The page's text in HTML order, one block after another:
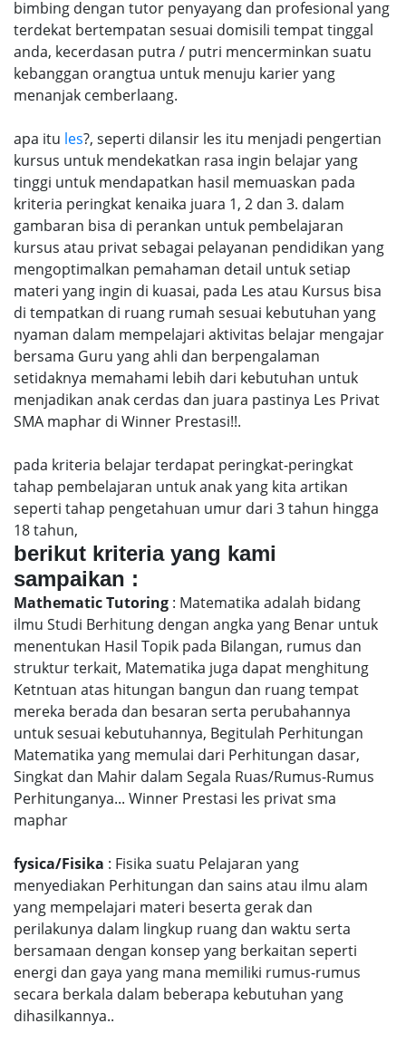
bimbing dengan tutor penyayang dan profesional yang
terdekat bertempatan sesuai domisili tempat tinggal
anda, kecerdasan putra / putri mencerminkan suatu
kebanggan orangtua untuk menuju karier yang
menanjak cemberlaang.
apa itu les?, seperti dilansir les itu menjadi pengertian
kursus untuk mendekatkan rasa ingin belajar yang
tinggi untuk mendapatkan hasil memuaskan pada
kriteria peringkat kenaika juara 1, 2 dan 3. dalam
gambaran bisa di perankan untuk pembelajaran
kursus atau privat sebagai pelayanan pendidikan yang
mengoptimalkan pemahaman detail untuk setiap
materi yang ingin di kuasai, pada Les atau Kursus bisa
di tempatkan di ruang rumah sesuai kebutuhan yang
nyaman dalam mempelajari aktivitas belajar mengajar
bersama Guru yang ahli dan berpengalaman
setidaknya memahami lebih dari kebutuhan untuk
menjadikan anak cerdas dan juara pastinya Les Privat
SMA maphar di Winner Prestasi!!.
pada kriteria belajar terdapat peringkat-peringkat
tahap pembelajaran untuk anak yang kita artikan
seperti tahap pengetahuan umur dari 3 tahun hingga
18 tahun,
berikut kriteria yang kami
sampaikan :
Mathematic Tutoring : Matematika adalah bidang
ilmu Studi Berhitung dengan angka yang Benar untuk
menentukan Hasil Topik pada Bilangan, rumus dan
struktur terkait, Matematika juga dapat menghitung
Ketntuan atas hitungan bangun dan ruang tempat
mereka berada dan besaran serta perubahannya
untuk sesuai kebutuhannya, Begitulah Perhitungan
Matematika yang memulai dari Perhitungan dasar,
Singkat dan Mahir dalam Segala Ruas/Rumus-Rumus
Perhitunganya... Winner Prestasi les privat sma
maphar
fysica/Fisika : Fisika suatu Pelajaran yang
menyediakan Perhitungan dan sains atau ilmu alam
yang mempelajari materi beserta gerak dan
perilakunya dalam lingkup ruang dan waktu serta
bersamaan dengan konsep yang berkaitan seperti
energi dan gaya yang mana memiliki rumus-rumus
secara berkala dalam beberapa kebutuhan yang
dihasilkannya..